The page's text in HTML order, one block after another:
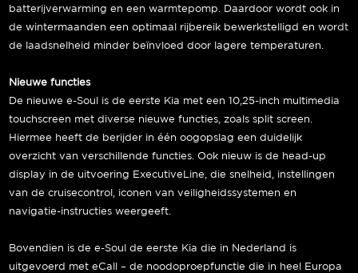
batterijverwarming en een warmtepomp. Daardoor wordt ook in
de wintermaanden een optimaal rijbereik bewerkstelligd en wordt
de laadsnelheid minder beïnvloed door lagere temperaturen.
Nieuwe functies
De nieuwe e-Soul is de eerste Kia met een 10,25-inch multimedia
touchscreen met diverse nieuwe functies, zoals split screen.
Hiermee heeft de berijder in één oogopslag een duidelijk
overzicht van verschillende functies. Ook nieuw is de head-up
display in de uitvoering ExecutiveLine, die snelheid, instellingen
van de cruisecontrol, iconen van veiligheidssystemen en
navigatie-instructies weergeeft.
Bovendien is de e-Soul de eerste Kia die in Nederland is
uitgevoerd met eCall – de noodoproepfunctie die in heel Europa